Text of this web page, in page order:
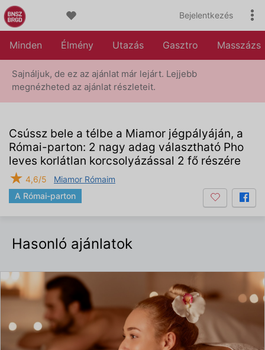
Bejelentkezés
Minden Élmény Utazás Gasztro Masszázs
Sajnáljuk, de ez az ajánlat már lejárt. Lejjebb
megnézheted az ajánlat részleteit.
Csússz bele a télbe a Miamor jégpályáján, a
Római-parton: 2 nagy adag választható Pho
leves korlátlan korcsolyázással 2 fő részére
★ 4,6/5
Miamor Rómaim
A Római-parton
Hasonló ajánlatok